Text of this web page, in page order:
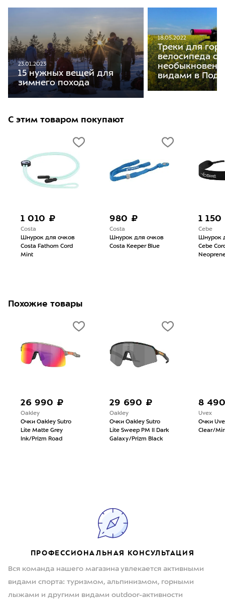
23.01.2023
15 нужных вещей для
зимнего похода
18.05.2022
Треки для
велосипеда с
видами в
С этим товаром покупают
1 010 ₽
Costa
Шнурок для очков
Costa Fathom Cord
Mint
980 ₽
Costa
Шнурок для очков
Costa Keeper Blue
1
Cebe
Шнурок
Cebe
Похожие товары
26 990 ₽
Oakley
Очки Oakley Sutro
Lite Matte Grey
Ink/Prizm Road
29 690 ₽
Oakley
Очки Oakley Sutro
Lite Sweep PM II Dark
Galaxy/Prizm Black
8
Uvex
Очки
Clear/
ПРОФЕССИОНАЛЬНАЯ КОНСУЛЬТАЦИЯ
Вся команда нашего магазина увлекается активными
видами спорта: туризмом, альпинизмом, горными
лыжами и другими видами outdoor-активности